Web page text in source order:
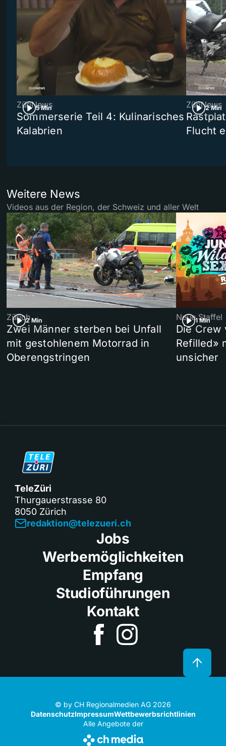
5 Min
ZüriNews
Sommerserie Teil 4: Kulinarisches
Kalabrien
2 Min
ZüriNews
Flucht
Weitere News
Videos aus der Region, der Schweiz und aller Welt
2 Min
Zürich
Zwei Männer sterben bei Unfall
mit gestohlenem Motorrad in
Oberengstringen
1 Min
Neue Staffel
Die Crew
Refilled»
unsicher
TeleZüri
Thurgauerstrasse 80
8050 Zürich
redaktion@telezueri.ch
Jobs
Werbemöglichkeiten
Empfang
Studioführungen
Kontakt
© by CH Regionalmedien AG 2026
DatenschutzImpressumWettbewerbsrichtlinien
Alle Angebote der